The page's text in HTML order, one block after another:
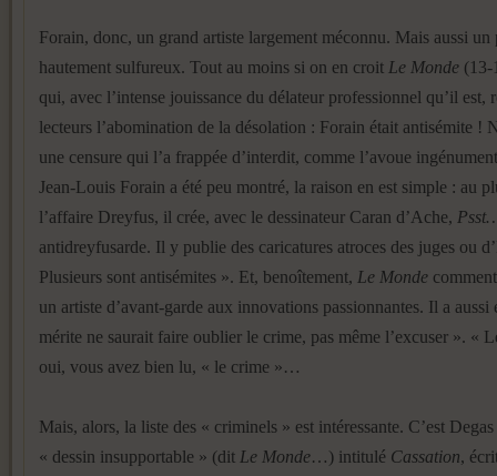
Forain, donc, un grand artiste largement méconnu. Mais aussi un
hautement sulfureux. Tout au moins si on en croit Le Monde (13-
qui, avec l’intense jouissance du délateur professionnel qu’il est,
lecteurs l’abomination de la désolation : Forain était antisémite !
une censure qui l’a frappée d’interdit, comme l’avoue
Jean-Louis Forain a été peu montré, la raison en est simple : au
l’affaire Dreyfus, il crée, avec le dessinateur Caran d’Ache,
antidreyfusarde. Il y publie des caricatures atroces des juges ou
Plusieurs sont antisémites ». Et, benoîtement, Le Monde
un artiste d’avant-garde aux innovations passionnantes. Il a aussi
mérite ne saurait faire oublier le crime, pas même l’excuser ». «
oui, vous avez bien lu, « le crime »…
Mais, alors, la liste des « criminels » est intéressante. C’est
« dessin insupportable » (dit Le Monde…) intitulé Cassation,